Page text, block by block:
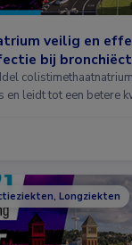
veilig en
bij
en leidt tot een betere
Longziekten